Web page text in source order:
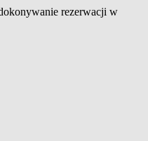
rezerwacji w